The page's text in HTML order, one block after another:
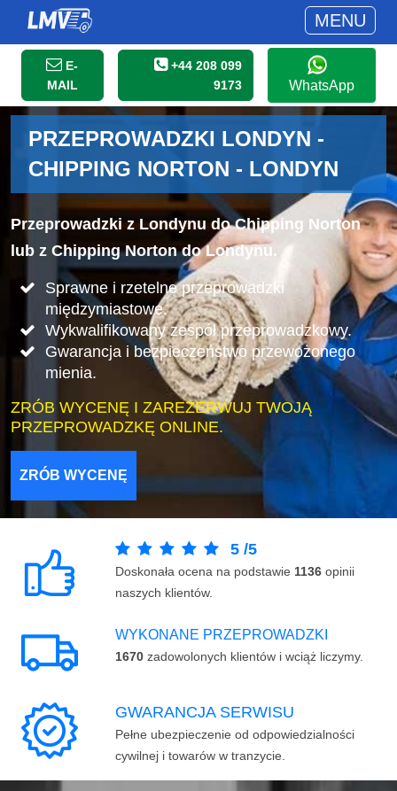
MENU
E-
MAIL
+44 208 099
9173
WhatsApp
PRZEPROWADZKI LONDYN -
CHIPPING NORTON - LONDYN
Przeprowadzki z Londynu do Chipping Norton
lub z Chipping Norton do Londynu.
Sprawne i rzetelne przeprowadzki
międzymiastowe.
Wykwalifikowany zespół przeprowadzkowy.
Gwarancja i bezpieczeństwo przewożonego
mienia.
ZRÓB WYCENĘ I ZAREZERWUJ TWOJĄ
PRZEPROWADZKĘ ONLINE.
ZRÓB WYCENĘ
5 /5
Doskonała ocena na podstawie 1136 opinii
naszych klientów.
WYKONANE PRZEPROWADZKI
1670 zadowolonych klientów i wciąż liczymy.
GWARANCJA SERWISU
Pełne ubezpieczenie od odpowiedzialności
cywilnej i towarów w tranzycie.